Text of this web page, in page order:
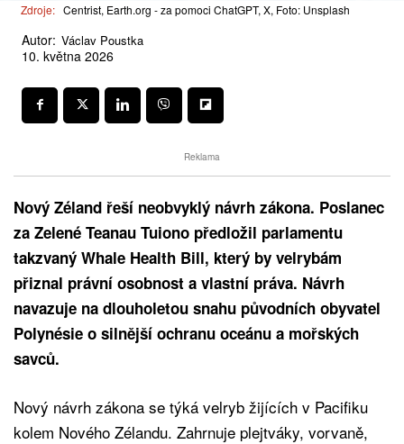
Zdroje: Centrist, Earth.org - za pomoci ChatGPT, X, Foto: Unsplash
Autor: Václav Poustka
10. května 2026
Reklama
Nový Zéland řeší neobvyklý návrh zákona. Poslanec
za Zelené Teanau Tuiono předložil parlamentu
takzvaný Whale Health Bill, který by velrybám
přiznal právní osobnost a vlastní práva. Návrh
navazuje na dlouholetou snahu původních obyvatel
Polynésie o silnější ochranu oceánu a mořských
savců.
Nový návrh zákona se týká velryb žijících v Pacifiku
kolem Nového Zélandu. Zahrnuje plejtváky, vorvaně,